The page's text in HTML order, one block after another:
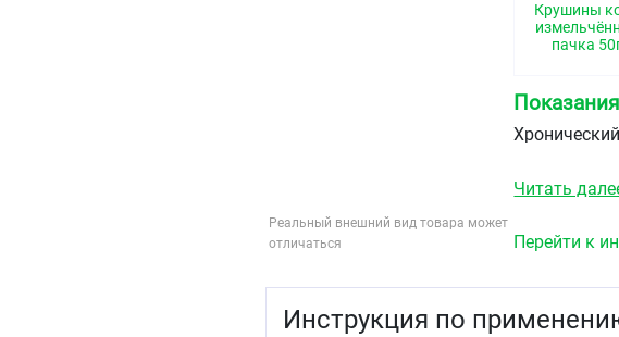
Реальный внешний вид товара может
отличаться
Крушины
пачка
Читать
Перейти к
Инструкция по